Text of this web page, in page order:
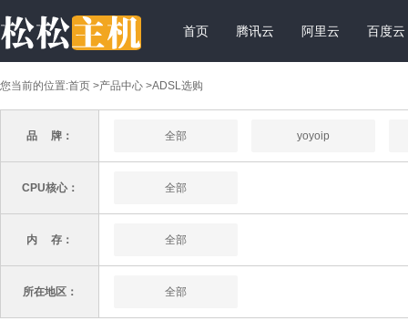
首页 腾讯云 阿里云 百度云
您当前的位置:首页 >产品中心 >ADSL选购
品 牌： 全部 yoyoip
CPU核心： 全部
内 存： 全部
所在地区： 全部